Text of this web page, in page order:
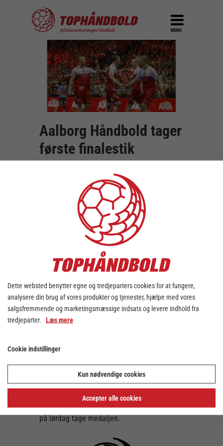
MENU
Aalborg Håndbold tager
første finalestik
Aalborg Håndbold kom flyvende fra start i
DM-finaleserien, da Landin og Co, onsdag
aften vandt 26-22 over Skjern Håndbold på
hjemmebane. Med sejren kan de
forsvarende mestre genvinde guldet på
lørdag i Skjern ved at vinde eller spille
uafgjort.
En i øjenfaldende defensiv inklusive en solid
præstation af Niklas Landin (der stod med
en redningsprocent på 35), lagde
fundamentet for sejren, mens offensiven
også leverede, hvor topscorerværdigheden
Sander Sagosen.
Også kampen om tredjepladsen blev fløjtet i
gang onsdag, hvor TTH Holstebro leverede
en stærk udesejr over GOG. Med sejren har
TTH således bragt sig i front i bronzeserien,
og kan med enten uafgjort eller sejr hjemme
på lørdag tage medaljen.
Dette websted benytter egne og tredjeparters cookies for at fungere,
analysere din brug af vores produkter og tjenester, hjælpe med vores
salgsfremmende og marketingsmæssige indsats og levere indhold fra
tredjeparter. Læs mere
Cookie indstillinger
Kun nødvendige cookies
Accepter alle cookies